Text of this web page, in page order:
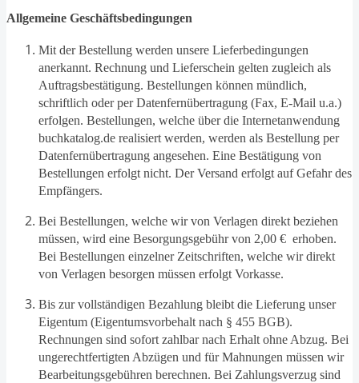
Allgemeine Geschäftsbedingungen
Mit der Bestellung werden unsere Lieferbedingungen
anerkannt. Rechnung und Lieferschein gelten zugleich als
Auftragsbestätigung. Bestellungen können mündlich,
schriftlich oder per Datenfernübertragung (Fax, E-Mail u.a.)
erfolgen. Bestellungen, welche über die Internetanwendung
buchkatalog.de realisiert werden, werden als Bestellung per
Datenfernübertragung angesehen. Eine Bestätigung von
Bestellungen erfolgt nicht. Der Versand erfolgt auf Gefahr des
Empfängers.
Bei Bestellungen, welche wir von Verlagen direkt beziehen
müssen, wird eine Besorgungsgebühr von 2,00 € erhoben.
Bei Bestellungen einzelner Zeitschriften, welche wir direkt
von Verlagen besorgen müssen erfolgt Vorkasse.
Bis zur vollständigen Bezahlung bleibt die Lieferung unser
Eigentum (Eigentumsvorbehalt nach § 455 BGB).
Rechnungen sind sofort zahlbar nach Erhalt ohne Abzug. Bei
ungerechtfertigten Abzügen und für Mahnungen müssen wir
Bearbeitungsgebühren berechnen. Bei Zahlungsverzug sind